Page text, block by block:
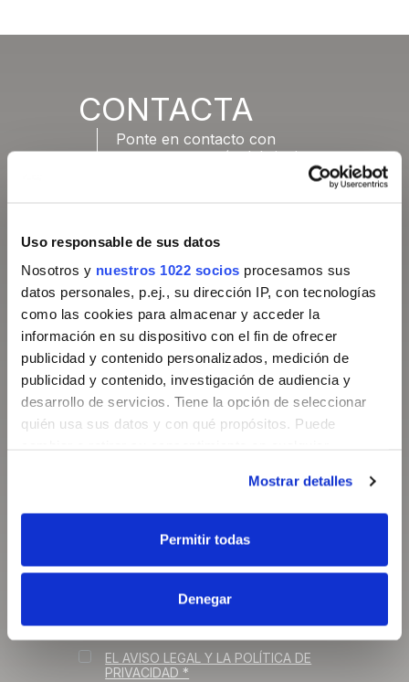
Uso responsable de sus datos
Nosotros y nuestros 1022 socios procesamos sus
datos personales, p.ej., su dirección IP, con tecnologías
como las cookies para almacenar y acceder la
información en su dispositivo con el fin de ofrecer
publicidad y contenido personalizados, medición de
publicidad y contenido, investigación de audiencia y
desarrollo de servicios. Tiene la opción de seleccionar
quién usa sus datos y con qué propósitos. Puede
Si lo permite, también quisiéramos:
Identificar su dispositivo analizándolo activamente
para buscar características específicas (huellas
digitales)
Mostrar detalles
Permitir todas
Denegar
CONTACTA
Ponte en contacto con
nosotros a través del siguiente
formulario y te contestaremos
COMO CURSOS, PONENCIAS Y
SOBRE DESCUENTOS PARA
LASSOCIEDADES AMIGASY
LA FSCOE, E INFORMACIÓN Y
OFERTAS DE EMPLEO
RELACIONADAS CON EL SECTOR.
EL AVISO LEGAL Y LA POLÍTICA DE
PRIVACIDAD *